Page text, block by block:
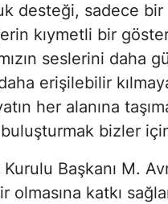
desteği, sadece
kıymetli bir
seslerini daha
erişilebilir
her alanına
bizler
Başkanı M.
olmasına katkı